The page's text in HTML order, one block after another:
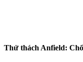
Thử thách Anfield: